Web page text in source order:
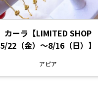
カーラ【LIMITED SHOP
5/22（金）～8/16（日）】
アピア